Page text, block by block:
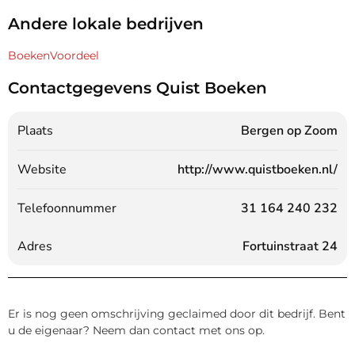
Andere lokale bedrijven
BoekenVoordeel
Contactgegevens Quist Boeken
Plaats Bergen op Zoom
Website http://www.quistboeken.nl/
Telefoonnummer 31 164 240 232
Adres Fortuinstraat 24
Er is nog geen omschrijving geclaimed door dit bedrijf. Bent
u de eigenaar? Neem dan contact met ons op.